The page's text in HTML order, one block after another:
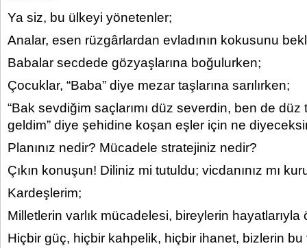
Ya siz, bu ülkeyi yönetenler;
Analar, esen rüzgârlardan evladının kokusunu
Babalar secdede gözyaşlarına boğulurken;
Çocuklar, “Baba” diye mezar taşlarına sarılırken;
“Bak sevdiğim saçlarımı düz severdin, ben de düz
geldim” diye şehidine koşan eşler için ne
Planınız nedir? Mücadele stratejiniz nedir?
Çıkın konuşun! Diliniz mi tutuldu; vicdanınız mı
Kardeşlerim;
Milletlerin varlık mücadelesi, bireylerin hayatlarıyla
Hiçbir güç, hiçbir kahpelik, hiçbir ihanet, bizlerin